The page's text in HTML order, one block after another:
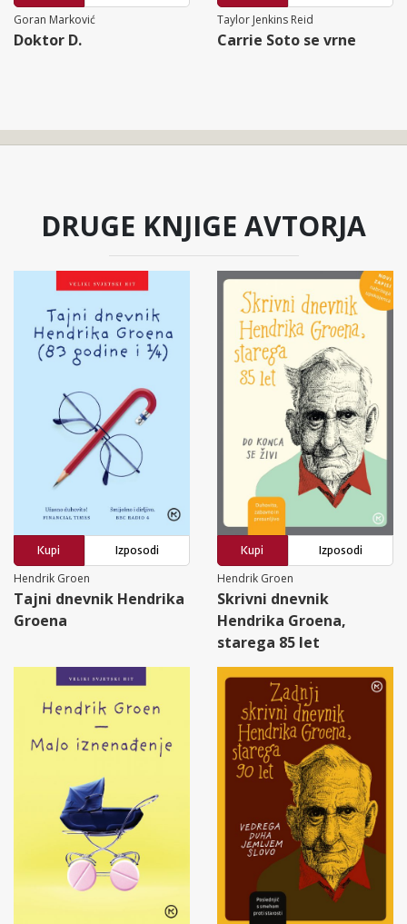
Goran Marković
Doktor D.
Taylor Jenkins Reid
Carrie Soto se vrne
DRUGE KNJIGE AVTORJA
Kupi
Izposodi
Hendrik Groen
Tajni dnevnik Hendrika
Groena
Kupi
Izposodi
Hendrik Groen
Skrivni dnevnik
Hendrika Groena,
starega 85 let